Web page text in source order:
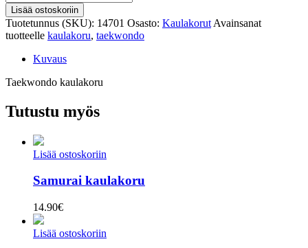
kaulakoru
määrä
Lisää ostoskoriin
Tuotetunnus (SKU): 14701 Osasto: Kaulakorut Avainsanat
tuotteelle kaulakoru, taekwondo
Kuvaus
Taekwondo kaulakoru
Tutustu myös
Lisää ostoskoriin
Samurai kaulakoru
14.90€
Lisää ostoskoriin